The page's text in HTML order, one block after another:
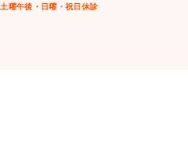
土曜午後・日曜・祝日休診